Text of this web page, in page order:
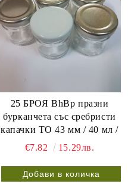
25 БРОЯ BhBp празни
бурканчета със сребристи
капачки ТО 43 мм / 40 мл /
€7.82
15.29лв.